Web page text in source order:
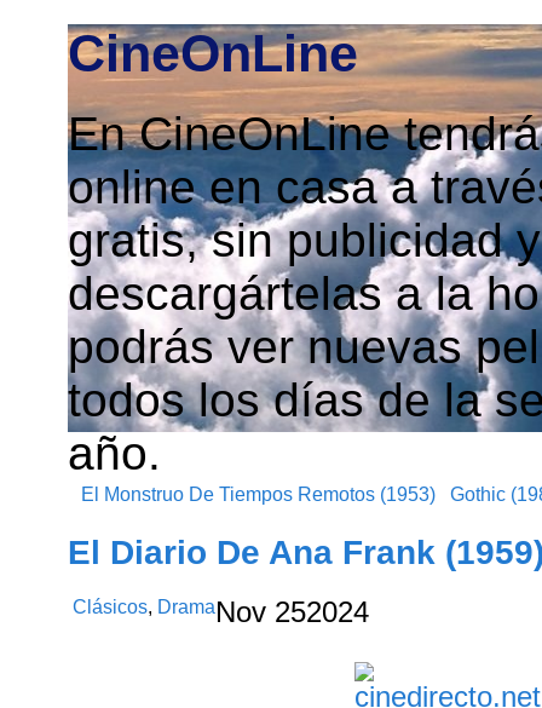
CineOnLine
En CineOnLine
online en casa a
gratis, sin publicidad
descargártelas a la
podrás ver nuevas
todos los días de la
año.
El Monstruo De Tiempos Remotos (1953) Gothic
El Diario De Ana Frank
Clásicos, DramaNov 252024